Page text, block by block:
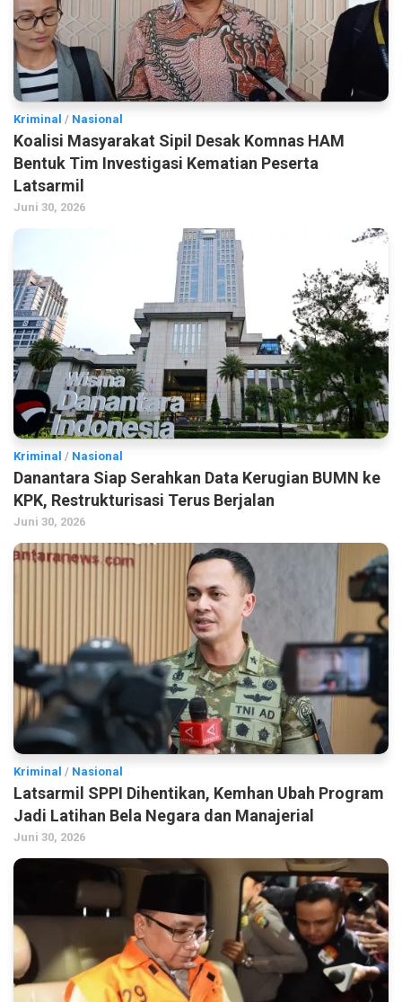
Kriminal / Nasional
Koalisi Masyarakat Sipil Desak Komnas HAM
Bentuk Tim Investigasi Kematian Peserta
Latsarmil
Juni 30, 2026
Kriminal / Nasional
Danantara Siap Serahkan Data Kerugian BUMN ke
KPK, Restrukturisasi Terus Berjalan
Juni 30, 2026
Kriminal / Nasional
Latsarmil SPPI Dihentikan, Kemhan Ubah Program
Jadi Latihan Bela Negara dan Manajerial
Juni 30, 2026